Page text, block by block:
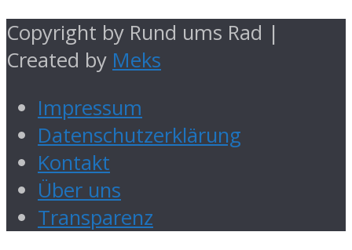
Copyright by Rund ums Rad |
Created by Meks
Impressum
Datenschutzerklärung
Kontakt
Über uns
Transparenz